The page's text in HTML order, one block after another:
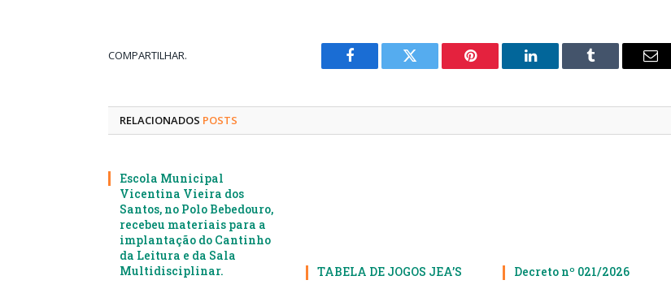
COMPARTILHAR.
Facebook Twitter Pinterest LinkedIn Tumblr
E-
RELACIONADOS POSTS
Escola Municipal
Vicentina Vieira dos
Santos, no Polo Bebedouro,
recebeu materiais para a
implantação do Cantinho
da Leitura e da Sala
Multidisciplinar.
TABELA DE JOGOS JEA’S Decreto nº 021/2026